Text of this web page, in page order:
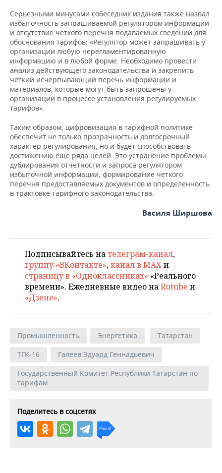
Серьезными минусами собеседник издания также назвал
избыточность запрашиваемой регулятором информации
и отсутствие четкого перечня подаваемых сведений для
обоснования тарифов: «Регулятор может запрашивать у
организации любую нерегламентированную
информацию и в любой форме. Необходимо провести
анализ действующего законодательства и закрепить
четкий исчерпывающий перечь информации и
материалов, которые могут быть запрошены у
организации в процессе установления регулируемых
тарифов».
Таким образом, цифровизация в тарифной политике
обеспечит не только прозрачность и долгосрочный
характер регулирования, но и будет способствовать
достижению еще ряда целей. Это устранение проблемы
дублирования отчетности и запроса регулятором
избыточной информации, формирование четкого
перечня предоставляемых документов и определенность
в трактовке тарифного законодательства.
Василя Ширшова
Подписывайтесь на телеграм-канал,
группу «ВКонтакте»,канал в MAXи
страницу в «Одноклассниках» «Реального
времени». Ежедневные видео наRutube и
«Дзене».
Промышленность Энергетика
Татарстан
ТГК-16
Галеев Эдуард Геннадьевич
Государственный Комитет Республики Татарстан по
тарифам
Поделитесь в соцсетях